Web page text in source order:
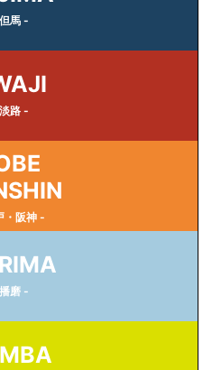
馬 -
路 -
・阪神 -
磨 -